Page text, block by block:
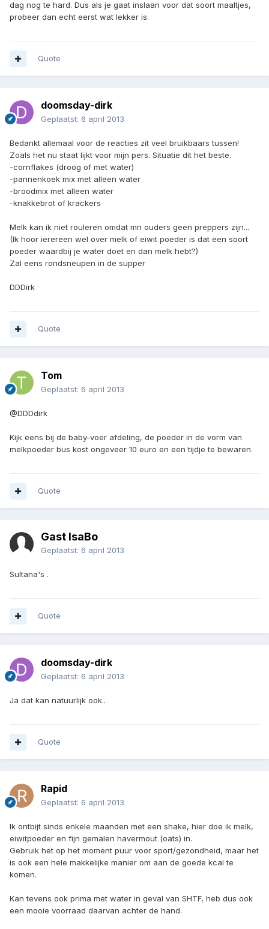
dag nog te hard. Dus als je gaat inslaan voor dat soort maaltjes,
probeer dan echt eerst wat lekker is.
Quote
doomsday-dirk
Geplaatst: 6 april 2013
Bedankt allemaal voor de reacties zit veel bruikbaars tussen!
Zoals het nu staat lijkt voor mijn pers. Situatie dit het beste.
-cornflakes (droog of met water)
-pannenkoek mix met alleen water
-broodmix met alleen water
-knakkebrot of krackers
Melk kan ik niet rouleren omdat mn ouders geen preppers zijn...
(Ik hoor ierereen wel over melk of eiwit poeder is dat een soort
poeder waardbij je water doet en dan melk hebt?)
Zal eens rondsneupen in de supper
DDDirk
Quote
Tom
Geplaatst: 6 april 2013
@DDDdirk
Kijk eens bij de baby-voer afdeling, de poeder in de vorm van
melkpoeder bus kost ongeveer 10 euro en een tijdje te bewaren.
Quote
Gast IsaBo
Geplaatst: 6 april 2013
Sultana's .
Quote
doomsday-dirk
Geplaatst: 6 april 2013
Ja dat kan natuurlijk ook..
Quote
Rapid
Geplaatst: 6 april 2013
Ik ontbijt sinds enkele maanden met een shake, hier doe ik melk,
eiwitpoeder en fijn gemalen havermout (oats) in.
Gebruik het op het moment puur voor sport/gezondheid, maar het
is ook een hele makkelijke manier om aan de goede kcal te
komen.
Kan tevens ook prima met water in geval van SHTF, heb dus ook
een mooie voorraad daarvan achter de hand.